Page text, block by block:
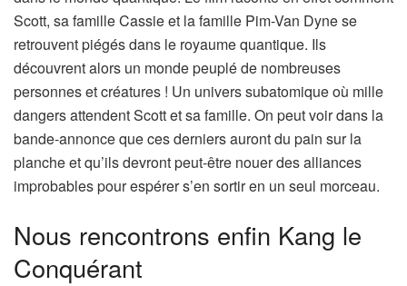
Scott, sa famille Cassie et la famille Pim-Van Dyne se
retrouvent piégés dans le royaume quantique. Ils
découvrent alors un monde peuplé de nombreuses
personnes et créatures ! Un univers subatomique où mille
dangers attendent Scott et sa famille. On peut voir dans la
bande-annonce que ces derniers auront du pain sur la
planche et qu’ils devront peut-être nouer des alliances
improbables pour espérer s’en sortir en un seul morceau.
Nous rencontrons enfin Kang le
Conquérant